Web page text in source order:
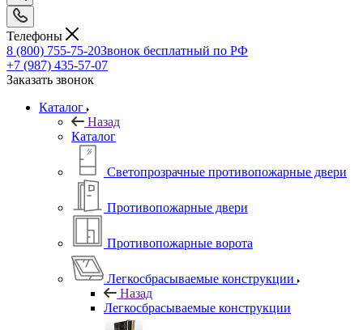
Телефоны
8 (800) 755-75-20Звонок бесплатный по РФ
+7 (987) 435-57-07
Заказать звонок
Каталог
Назад
Каталог
Светопрозрачные противопожарные двери
Противопожарные двери
Противопожарные ворота
Легкосбрасываемые конструкции
Назад
Легкосбрасываемые конструкции